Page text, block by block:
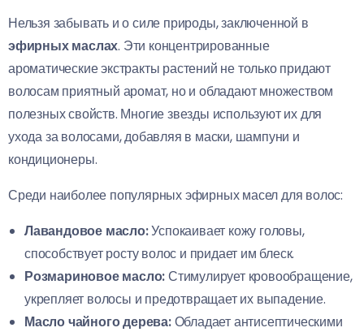
Нельзя забывать и о силе природы, заключенной в
эфирных маслах. Эти концентрированные
ароматические экстракты растений не только придают
волосам приятный аромат, но и обладают множеством
полезных свойств. Многие звезды используют их для
ухода за волосами, добавляя в маски, шампуни и
кондиционеры.
Среди наиболее популярных эфирных масел для волос:
Лавандовое масло:Успокаивает кожу головы,
способствует росту волос и придает им блеск.
Розмариновое масло:Стимулирует кровообращение,
укрепляет волосы и предотвращает их выпадение.
Масло чайного дерева:Обладает антисептическими